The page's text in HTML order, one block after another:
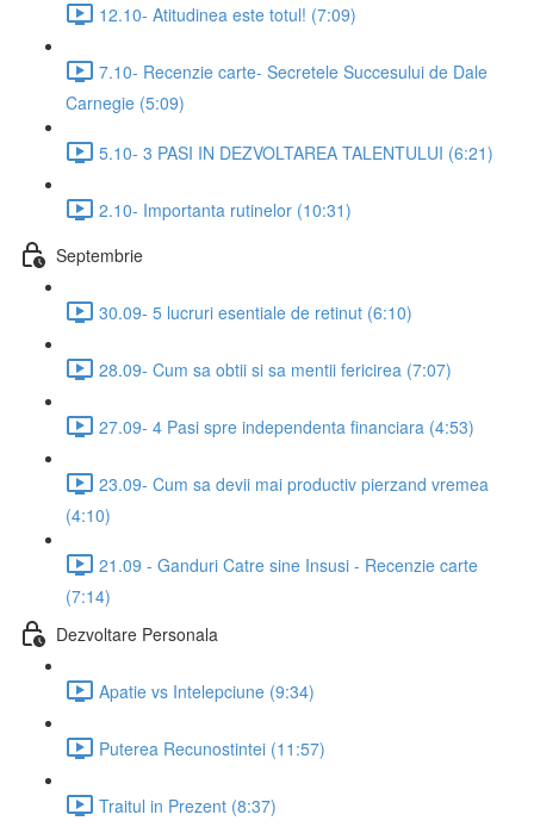
12.10- Atitudinea este totul! (7:09)
7.10- Recenzie carte- Secretele Succesului de Dale
Carnegie (5:09)
5.10- 3 PASI IN DEZVOLTAREA TALENTULUI (6:21)
2.10- Importanta rutinelor (10:31)
Septembrie
30.09- 5 lucruri esentiale de retinut (6:10)
28.09- Cum sa obtii si sa mentii fericirea (7:07)
27.09- 4 Pasi spre independenta financiara (4:53)
23.09- Cum sa devii mai productiv pierzand vremea
(4:10)
21.09 - Ganduri Catre sine Insusi - Recenzie carte
(7:14)
Dezvoltare Personala
Apatie vs Intelepciune (9:34)
Puterea Recunostintei (11:57)
Traitul in Prezent (8:37)